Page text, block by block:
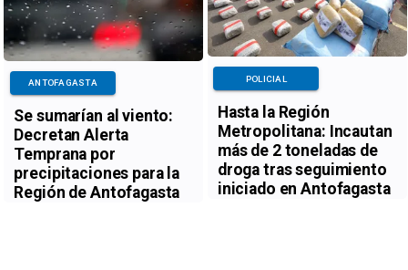
Se sumarían al viento:
Decretan Alerta
Temprana por
precipitaciones para la
Región de Antofagasta
ANTOFAGASTA
Hasta la Región
Metropolitana: Incautan
más de 2 toneladas de
droga tras seguimiento
iniciado en Antofagasta
POLICIAL